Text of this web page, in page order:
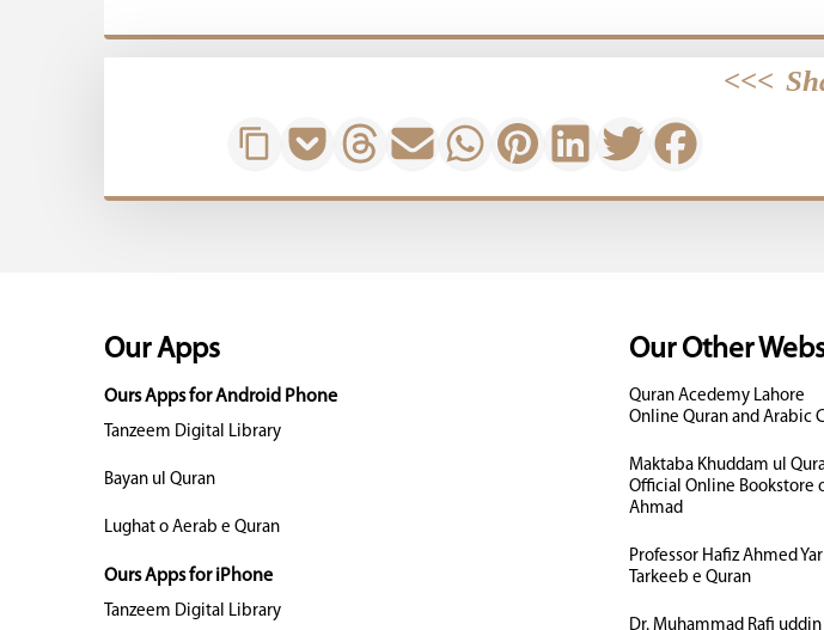
>>>
Our Other
Quran Acedemy Lahore
Online Quran and Arabic
Maktaba Khuddam ul
Official Online Bookstore
Ahmad
Professor Hafiz Ahmed Yar
Tarkeeb e Quran
Dr. Muhammad Rafi uddin
Our Apps
Ours Apps for Android Phone
Tanzeem Digital Library
Bayan ul Quran
Lughat o Aerab e Quran
Ours Apps for iPhone
Tanzeem Digital Library